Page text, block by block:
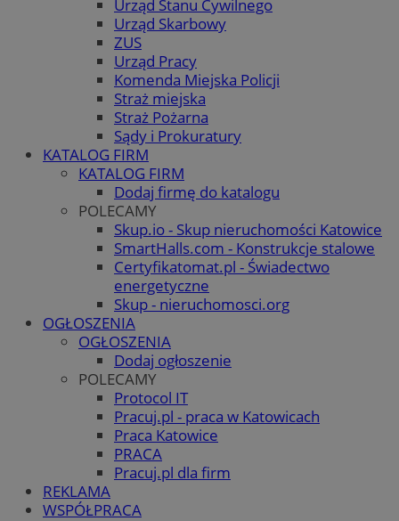
Urząd Stanu Cywilnego
Urząd Skarbowy
ZUS
Urząd Pracy
Komenda Miejska Policji
Straż miejska
Straż Pożarna
Sądy i Prokuratury
KATALOG FIRM
KATALOG FIRM
Dodaj firmę do katalogu
POLECAMY
Skup.io - Skup nieruchomości Katowice
SmartHalls.com - Konstrukcje stalowe
Certyfikatomat.pl - Świadectwo
energetyczne
Skup - nieruchomosci.org
OGŁOSZENIA
OGŁOSZENIA
Dodaj ogłoszenie
POLECAMY
Protocol IT
Pracuj.pl - praca w Katowicach
Praca Katowice
PRACA
Pracuj.pl dla firm
REKLAMA
WSPÓŁPRACA